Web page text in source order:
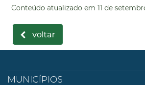
Conteúdo atualizado em 11 de
voltar
MUNICÍPIOS